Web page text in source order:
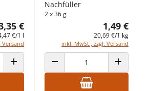
€
€/1 l
Versand
ANZAHL ERHÖHEN
Nachfüller
2 x 36 g
1,49 €
20,69 €/1 kg
inkl. MwSt., zzgl. Versand
ANZAHL VERRINGERN ANZAHL